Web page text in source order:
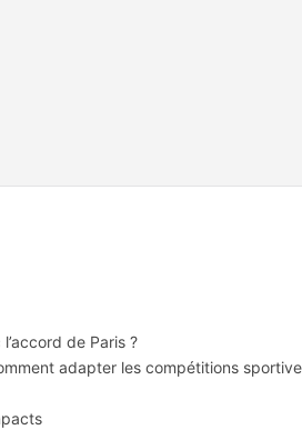
de Paris ?
adapter les compétitions